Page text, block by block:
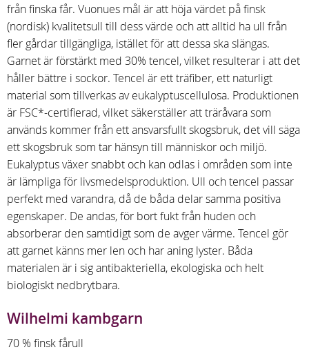
från finska får. Vuonues mål är att höja värdet på finsk
(nordisk) kvalitetsull till dess värde och att alltid ha ull från
fler gårdar tillgängliga, istället för att dessa ska slängas.
Garnet är förstärkt med 30% tencel, vilket resulterar i att det
håller bättre i sockor. Tencel är ett träfiber, ett naturligt
material som tillverkas av eukalyptuscellulosa. Produktionen
är FSC*-certifierad, vilket säkerställer att träråvara som
används kommer från ett ansvarsfullt skogsbruk, det vill säga
ett skogsbruk som tar hänsyn till människor och miljö.
Eukalyptus växer snabbt och kan odlas i områden som inte
är lämpliga för livsmedelsproduktion. Ull och tencel passar
perfekt med varandra, då de båda delar samma positiva
egenskaper. De andas, för bort fukt från huden och
absorberar den samtidigt som de avger värme. Tencel gör
att garnet känns mer len och har aning lyster. Båda
materialen är i sig antibakteriella, ekologiska och helt
biologiskt nedbrytbara.
Wilhelmi kambgarn
70 % finsk fårull